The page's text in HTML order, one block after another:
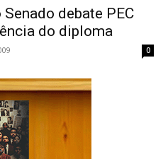
debate PEC
do diploma
0